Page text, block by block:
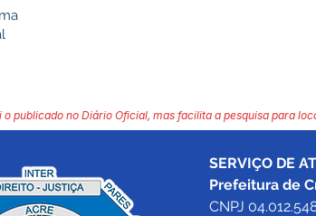
o publicado no Diário Oficial, mas facilita a pesquisa para
SERVIÇO DE
Prefeitura de
CNPJ